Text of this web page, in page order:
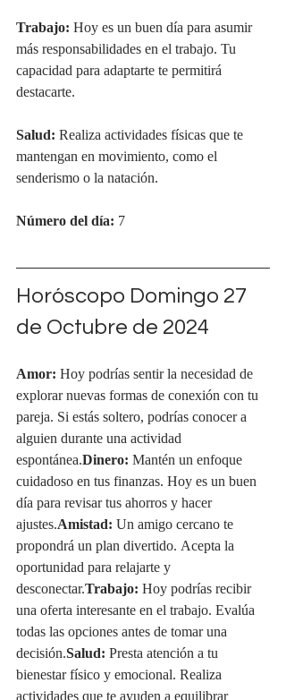
Trabajo: Hoy es un buen día para asumir
más responsabilidades en el trabajo. Tu
capacidad para adaptarte te permitirá
destacarte.
Salud: Realiza actividades físicas que te
mantengan en movimiento, como el
senderismo o la natación.
Número del día: 7
Horóscopo Domingo 27
de Octubre de 2024
Amor: Hoy podrías sentir la necesidad de
explorar nuevas formas de conexión con tu
pareja. Si estás soltero, podrías conocer a
alguien durante una actividad
espontánea.Dinero: Mantén un enfoque
cuidadoso en tus finanzas. Hoy es un buen
día para revisar tus ahorros y hacer
ajustes.Amistad: Un amigo cercano te
propondrá un plan divertido. Acepta la
oportunidad para relajarte y
desconectar.Trabajo: Hoy podrías recibir
una oferta interesante en el trabajo. Evalúa
todas las opciones antes de tomar una
decisión.Salud: Presta atención a tu
bienestar físico y emocional. Realiza